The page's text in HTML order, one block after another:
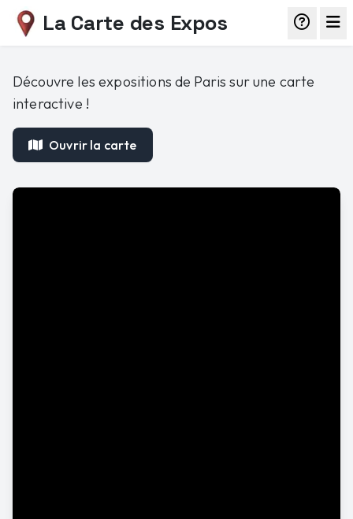
La Carte des Expos
Découvre les expositions de Paris sur une carte
interactive !
Ouvrir la carte